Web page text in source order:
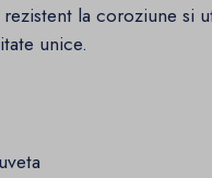
la coroziune si
unice.